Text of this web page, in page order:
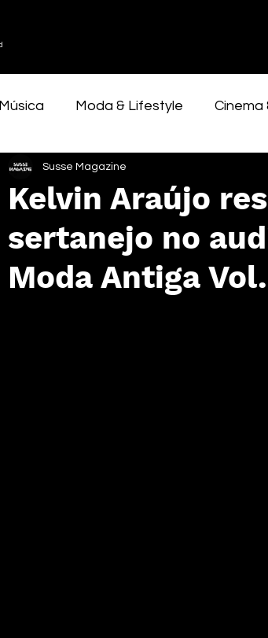
Música Moda & Lifestyle Cinema
Kelvin Araújo
sertanejo no
Moda Antiga
Susse Magazine